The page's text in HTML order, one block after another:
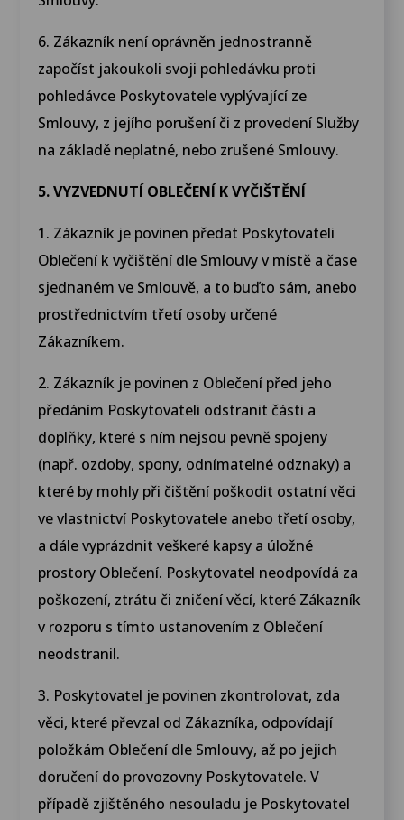
6. Zákazník není oprávněn jednostranně
započíst jakoukoli svoji pohledávku proti
pohledávce Poskytovatele vyplývající ze
Smlouvy, z jejího porušení či z provedení Služby
na základě neplatné, nebo zrušené Smlouvy.
5. VYZVEDNUTÍ OBLEČENÍ K VYČIŠTĚNÍ
1. Zákazník je povinen předat Poskytovateli
Oblečení k vyčištění dle Smlouvy v místě a čase
sjednaném ve Smlouvě, a to buďto sám, anebo
prostřednictvím třetí osoby určené
Zákazníkem.
2. Zákazník je povinen z Oblečení před jeho
předáním Poskytovateli odstranit části a
doplňky, které s ním nejsou pevně spojeny
(např. ozdoby, spony, odnímatelné odznaky) a
které by mohly při čištění poškodit ostatní věci
ve vlastnictví Poskytovatele anebo třetí osoby,
a dále vyprázdnit veškeré kapsy a úložné
prostory Oblečení. Poskytovatel neodpovídá za
poškození, ztrátu či zničení věcí, které Zákazník
v rozporu s tímto ustanovením z Oblečení
neodstranil.
3. Poskytovatel je povinen zkontrolovat, zda
věci, které převzal od Zákazníka, odpovídají
položkám Oblečení dle Smlouvy, až po jejich
doručení do provozovny Poskytovatele. V
případě zjištěného nesouladu je Poskytovatel